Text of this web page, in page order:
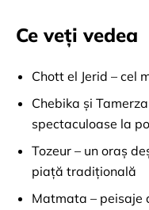
Ce veți vedea
Chott el Jerid – cel
Chebika și
spectaculoase la
Tozeur – un oraș
piață tradițională
Matmata – peisaje